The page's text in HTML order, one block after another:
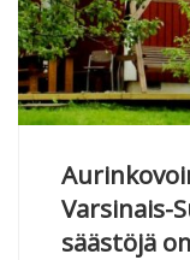
Varsinais-
säästöjä